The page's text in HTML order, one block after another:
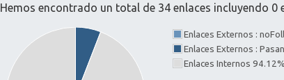
Hemos encontrado un total de 34 enlaces incluyendo 0
Enlaces Externos :
Enlaces Externos :
Enlaces Internos 94.12%